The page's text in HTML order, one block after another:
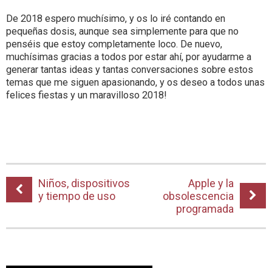
De 2018 espero muchísimo, y os lo iré contando en
pequeñas dosis, aunque sea simplemente para que no
penséis que estoy completamente loco. De nuevo,
muchísimas gracias a todos por estar ahí, por ayudarme a
generar tantas ideas y tantas conversaciones sobre estos
temas que me siguen apasionando, y os deseo a todos unas
felices fiestas y un maravilloso 2018!
Niños, dispositivos
y tiempo de uso
Apple y la
obsolescencia
programada